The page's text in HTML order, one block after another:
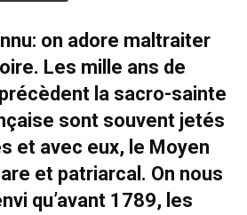
on adore maltraiter
Les mille ans de
la sacro-sainte
sont souvent jetés
et avec eux, le Moyen
et patriarcal. On nous
qu’avant 1789, les